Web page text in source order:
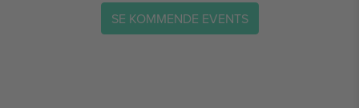
SE KOMMENDE EVENTS